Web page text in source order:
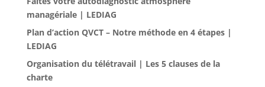
managériale | LEDIAG
Plan d’action QVCT – Notre méthode en 4 étapes |
LEDIAG
Organisation du télétravail | Les 5 clauses de la
charte